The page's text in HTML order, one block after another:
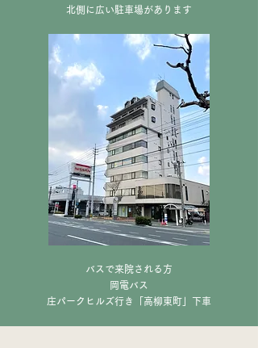
北側に広い駐車場があります
バスで来院される方
岡電バス
庄パークヒルズ行き「高柳東町」下車